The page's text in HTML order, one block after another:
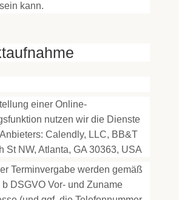
kann.
einer Online-
nutzen wir die Dienste
Calendly, LLC, BB&T
St NW, Atlanta, GA 30363, USA
Terminvergabe werden gemäß
b DSGVO Vor- und Zuname